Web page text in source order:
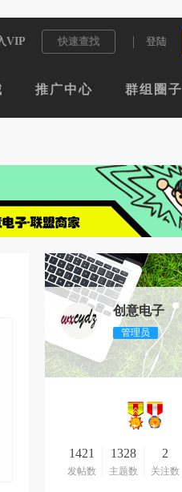
VIP 快速查找 登陆
推广中心 群组圈子
创意电子
管理员
1421
发帖数
1328
主题数
2
关注数